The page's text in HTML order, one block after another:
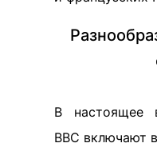
В настоящее
ВВС включают